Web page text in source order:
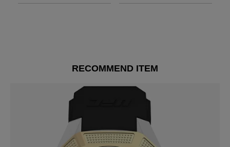
RECOMMEND ITEM